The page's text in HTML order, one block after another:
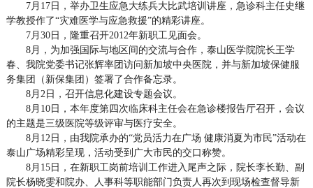
7月17日，举办卫生应急大练兵大比武培训讲座，急诊科主任史继
学教授作了“灾难医学与应急救援”的精彩讲座。
7月30日，隆重召开2012年新职工见面会。
8月，为加强国际与地区间的交流与合作，泰山医学院院长王学
春、我院党委书记张辉率团访问新加坡中央医院，并与新加坡保健服
务集团（新保集团）签署了合作备忘录。
8月2日，召开信息化建设专题会议。
8月10日，本年度第四次临床科主任会在急诊楼报告厅召开，会议
的主题是三级医院等级评审与医疗安全。
8月12日，由我院承办的“党员活力在广场 健康消夏为市民”活动在
泰山广场精彩呈现，活动受到广大市民的交口称赞。
8月15日，在新职工岗前培训工作进入尾声之际，院长李长勤、副
院长杨晓雯和院办、人事科等职能部门负责人再次到现场检查督导新